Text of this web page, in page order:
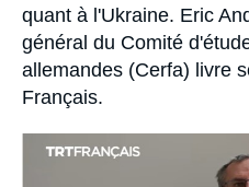
quant à l'Ukraine. Eric
général du Comité
allemandes (Cerfa) livre
Français.
principale